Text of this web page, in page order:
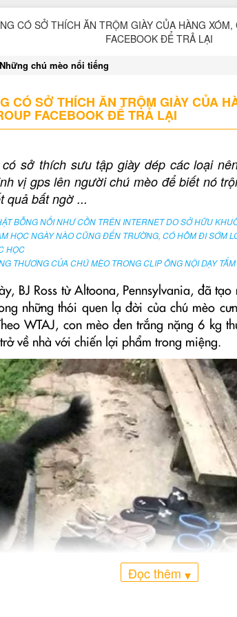
Những chú mèo nổi tiếng
CÓ SỞ THÍCH ĂN TRỘM GIÀY CỦA
FACEBOOK ĐỂ TRẢ LẠI
sở thích sưu tập giày dép các loại
vị gps lên người chú mèo để biết nó
quả bất ngờ ...
BỖNG NỔI NHƯ CỒN TRÊN INTERNET DO SỞ HỮU
HỌC NGÀY NÀO CŨNG ĐẾN TRƯỜNG, CÓ HÔM ĐI SỚM
HỌC
THƯƠNG CỦA CHÚ MÈO TRONG CLIP ÔNG NỘI DẠY
BJ Ross từ Altoona, Pennsylvania, đã
những thói quen lạ đời của chú mèo
WTAJ, con mèo đen trắng nặng 6 kg
về nhà với chiến lợi phẩm trong miệng.
Đọc thêm ▾